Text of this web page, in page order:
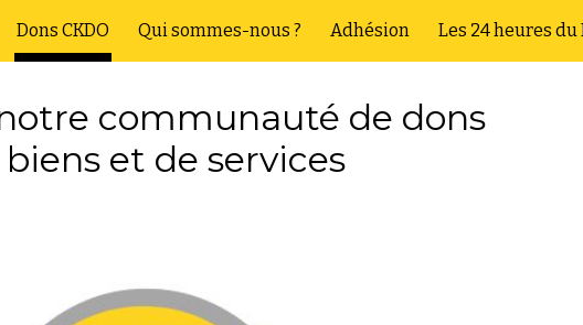
Skip to navigation
Dons CKDO Qui sommes-nous ? Adhésion Les 24 heures
communauté de dons
et de services